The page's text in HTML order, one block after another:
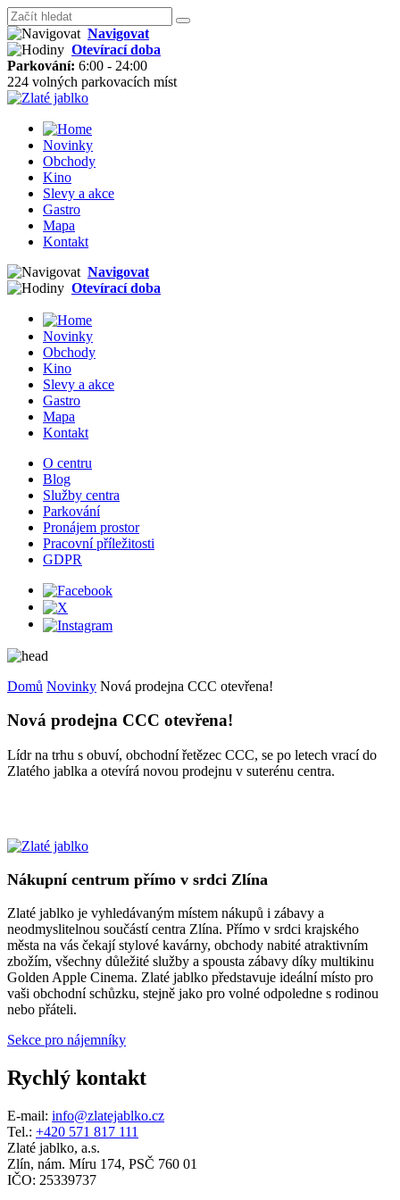
Navigovat
Otevírací doba
Parkování: 6:00 - 24:00
224 volných parkovacích míst
Novinky
Obchody
Kino
Slevy a akce
Gastro
Mapa
Kontakt
Navigovat
Otevírací doba
Novinky
Obchody
Kino
Slevy a akce
Gastro
Mapa
Kontakt
O centru
Blog
Služby centra
Parkování
Pronájem prostor
Pracovní příležitosti
GDPR
Domů Novinky Nová prodejna CCC otevřena!
Nová prodejna CCC otevřena!
Lídr na trhu s obuví, obchodní řetězec CCC, se po letech vrací do
Zlatého jablka a otevírá novou prodejnu v suterénu centra.
Nákupní centrum přímo v srdci Zlína
Zlaté jablko je vyhledávaným místem nákupů i zábavy a
neodmyslitelnou součástí centra Zlína. Přímo v srdci krajského
města na vás čekají stylové kavárny, obchody nabité atraktivním
zbožím, všechny důležité služby a spousta zábavy díky multikinu
Golden Apple Cinema. Zlaté jablko představuje ideální místo pro
vaši obchodní schůzku, stejně jako pro volné odpoledne s rodinou
nebo přáteli.
Sekce pro nájemníky
Rychlý kontakt
E-mail: info@zlatejablko.cz
Tel.: +420 571 817 111
Zlaté jablko, a.s.
Zlín, nám. Míru 174, PSČ 760 01
IČO: 25339737